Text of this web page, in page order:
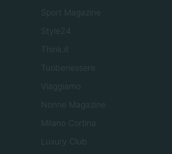
Sport Magazine
Style24
Think.it
Tuobenessere
Viaggiamo
Nonne Magazine
Milano Cortina
Luxury Club